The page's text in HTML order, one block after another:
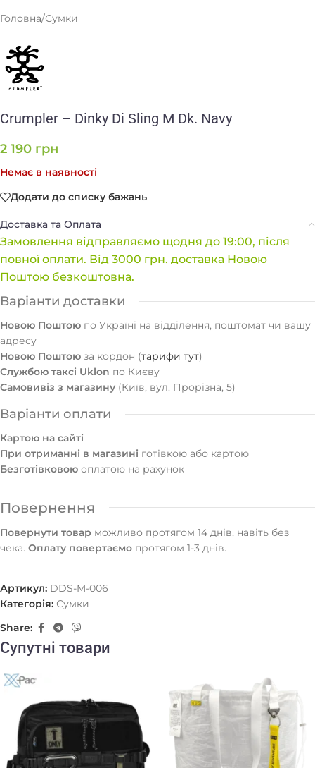
Головна/Сумки
Crumpler – Dinky Di Sling M Dk. Navy
2 190 грн
Немає в наявності
Додати до списку бажань
Доставка та Оплата
Замовлення відправляємо щодня до 19:00, після
повної оплати. Від 3000 грн. доставка Новою
Поштою безкоштовна.
Варіанти доставки
Новою Поштою по Україні на відділення, поштомат чи вашу
адресу
Новою Поштою за кордон (тарифи тут)
Службою таксі Uklon по Києву
Самовивіз з магазину (Київ, вул. Прорізна, 5)
Варіанти оплати
Картою на сайті
При отриманні в магазині готівкою або картою
Безготівковою оплатою на рахунок
Повернення
Повернути товар можливо протягом 14 днів, навіть без
чека. Оплату повертаємо протягом 1-3 днів.
Артикул: DDS-M-006
Категорія: Сумки
Share:
Супутні товари